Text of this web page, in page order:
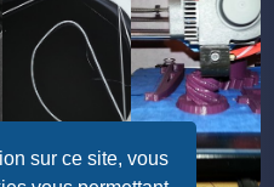
sur ce site, vous